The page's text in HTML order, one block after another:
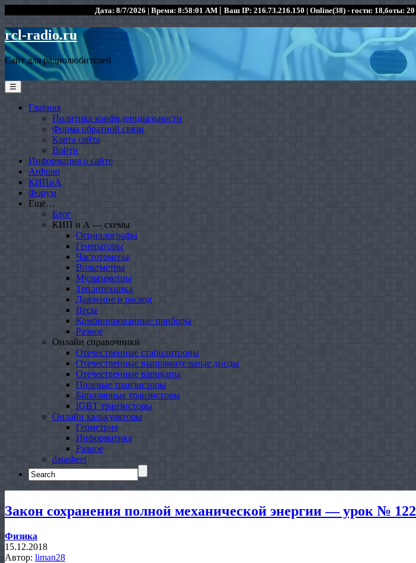
Дата: 8/7/2026 | Время: 8:58:01 AM | Ваш IP: 216.73.216.150 | Online(38) - гости: 18,боты: 20
rcl-radio.ru
Сайт для радиолюбителей
☰
Главная
Политика конфиденциальности
Форма обратной связи
Карта сайта
Войти
Информация о сайте
Arduino
КИПиА
Форум
Ещё…
Блог
КИП и А — схемы
Осциллографы
Генераторы
Частотомеры
Вольтметры
Мультиметры
Теплотехника
Давление и расход
Весы
Комбинированные приборы
Разное
Онлайн справочники
Отечественные стабилитроны
Отечественные выпрямительные диоды
Отечественные варикапы
Полевые транзисторы
Биполярные транзисторы
IGBT транзисторы
Онлайн калькуляторы
Геометрия
Информатика
Разное
datasheet
Search
for:
Закон сохранения полной механической энергии — урок № 122
Физика
15.12.2018
Автор: liman28